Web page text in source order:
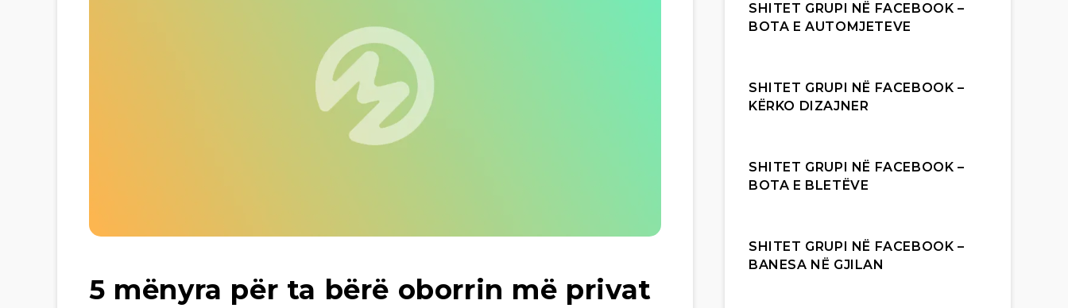
5 mënyra për ta bërë oborrin më privat
SHITET GRUPI NË FACEBOOK –
BOTA E AUTOMJETEVE
SHITET GRUPI NË FACEBOOK –
KËRKO DIZAJNER
SHITET GRUPI NË FACEBOOK –
BOTA E BLETËVE
SHITET GRUPI NË FACEBOOK –
BANESA NË GJILAN